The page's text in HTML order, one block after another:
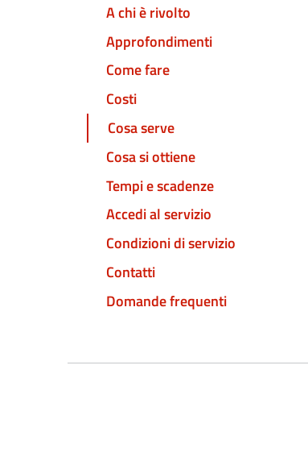
A chi è rivolto
Approfondimenti
Come fare
Costi
Cosa serve
Cosa si ottiene
Tempi e scadenze
Accedi al servizio
Condizioni di servizio
Contatti
Domande frequenti